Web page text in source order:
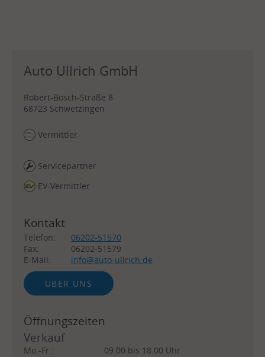
Auto Ullrich GmbH
Robert-Bosch-Straße 8
68723 Schwetzingen
Vermittler
Servicepartner
EV-Vermittler
Kontakt
Telefon:
06202-51570
Fax:
06202-51579
E-Mail:
info@auto-ullrich.de
ÜBER UNS
Öffnungszeiten
Verkauf
Mo.-Fr.:
09.00 bis 18.00 Uhr